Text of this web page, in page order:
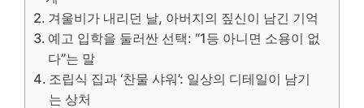
겨울비가 내리던 날, 아버지의 짚신이 남긴 기억
예고 입학을 둘러싼 선택: “1등 아니면 소용이 없
다”는 말
조립식 집과 ‘찬물 샤워’: 일상의 디테일이 남기
는 상처